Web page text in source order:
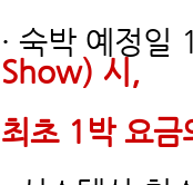
· 숙박 예정
Show) 시,
최초 1박 요